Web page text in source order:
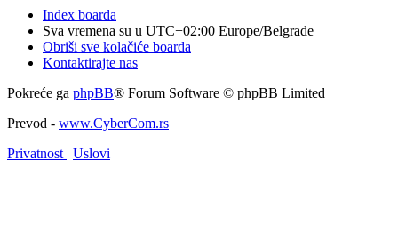
Index boarda
Sva vremena su u UTC+02:00 Europe/Belgrade
Obriši sve kolačiće boarda
Kontaktirajte nas
Pokreće ga phpBB® Forum Software © phpBB Limited
Prevod - www.CyberCom.rs
Privatnost | Uslovi